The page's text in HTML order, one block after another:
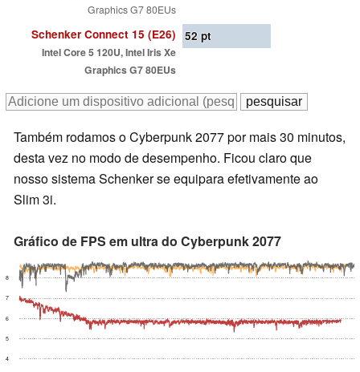
Graphics G7 80EUs
Schenker Connect 15 (E26)
Intel Core 5 120U, Intel Iris Xe
Graphics G7 80EUs
52 pt
Também rodamos o Cyberpunk 2077 por mais 30 minutos,
desta vez no modo de desempenho. Ficou claro que
nosso sistema Schenker se equipara efetivamente ao
Slim 3i.
Gráfico de FPS em ultra do Cyberpunk 2077
4
5
6
7
8